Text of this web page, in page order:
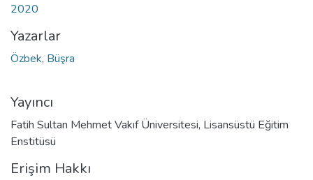
2020
Yazarlar
Özbek, Büşra
Yayıncı
Fatih Sultan Mehmet Vakıf Üniversitesi, Lisansüstü Eğitim
Enstitüsü
Erişim Hakkı